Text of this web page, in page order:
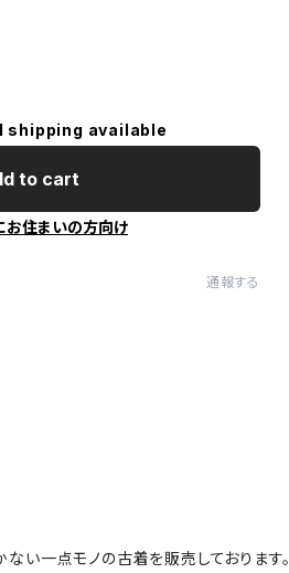
shipping available
to cart
お住まいの方向け
通報する
い一点モノの古着を販売しております。